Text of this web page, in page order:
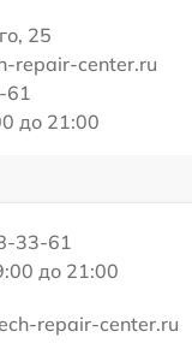
25
repair-center.ru
61
до 21:00
33-61
до 21:00
repair-center.ru